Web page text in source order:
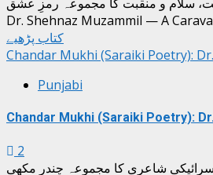
Dr. Shehnaz Muzammil — A
کتاب پڑھیے
Chandar Mukhi (Saraiki Poetry):
Punjabi
Chandar Mukhi (Saraiki Poetry):
2